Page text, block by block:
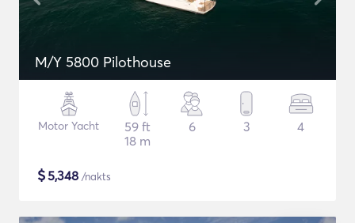
M/Y 5800 Pilothouse
Motor Yacht
59 ft
18 m
6 3 4
$5,348 /nakts